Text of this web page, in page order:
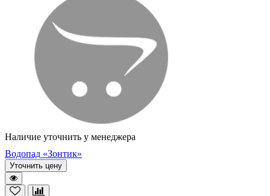
Наличие уточнить у менеджера
Водопад «Зонтик»
Уточнить цену